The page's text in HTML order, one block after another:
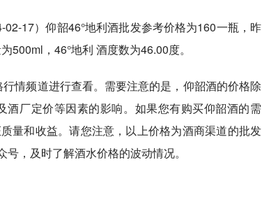
17）仰韶46°地利酒批发参考价格为160一瓶，昨
500ml，46°地利 酒度数为46.00度。
情频道进行查看。需要注意的是，仰韶酒的价格除
厂定价等因素的影响。如果您有购买仰韶酒的需
量和收益。请您注意，以上价格为酒商渠道的批发
，及时了解酒水价格的波动情况。